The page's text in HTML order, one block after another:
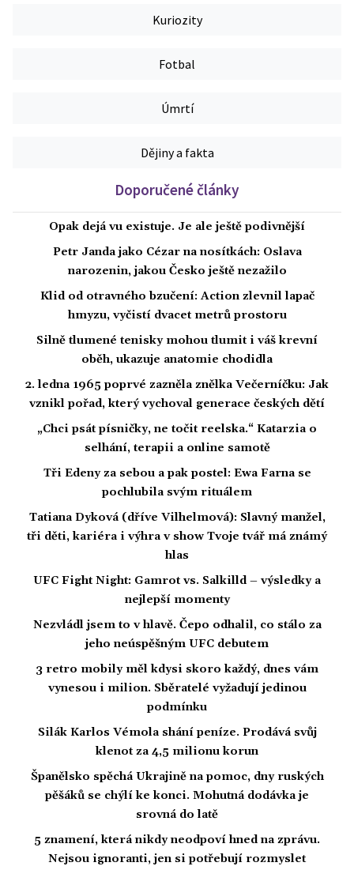
Kuriozity
Fotbal
Úmrtí
Dějiny a fakta
Doporučené články
Opak dejá vu existuje. Je ale ještě podivnější
Petr Janda jako Cézar na nosítkách: Oslava
narozenin, jakou Česko ještě nezažilo
Klid od otravného bzučení: Action zlevnil lapač
hmyzu, vyčistí dvacet metrů prostoru
Silně tlumené tenisky mohou tlumit i váš krevní
oběh, ukazuje anatomie chodidla
2. ledna 1965 poprvé zazněla znělka Večerníčku: Jak
vznikl pořad, který vychoval generace českých dětí
„Chci psát písničky, ne točit reelska.“ Katarzia o
selhání, terapii a online samotě
Tři Edeny za sebou a pak postel: Ewa Farna se
pochlubila svým rituálem
Tatiana Dyková (dříve Vilhelmová): Slavný manžel,
tři děti, kariéra i výhra v show Tvoje tvář má známý
hlas
UFC Fight Night: Gamrot vs. Salkilld – výsledky a
nejlepší momenty
Nezvládl jsem to v hlavě. Čepo odhalil, co stálo za
jeho neúspěšným UFC debutem
3 retro mobily měl kdysi skoro každý, dnes vám
vynesou i milion. Sběratelé vyžadují jedinou
podmínku
Silák Karlos Vémola shání peníze. Prodává svůj
klenot za 4,5 milionu korun
Španělsko spěchá Ukrajině na pomoc, dny ruských
pěšáků se chýlí ke konci. Mohutná dodávka je
srovná do latě
5 znamení, která nikdy neodpoví hned na zprávu.
Nejsou ignoranti, jen si potřebují rozmyslet